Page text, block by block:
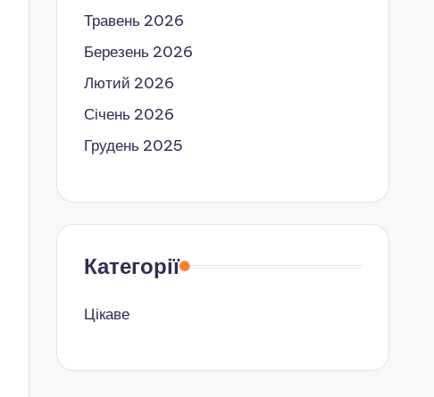
Травень 2026
Березень 2026
Лютий 2026
Січень 2026
Грудень 2025
Категорії
Цікаве